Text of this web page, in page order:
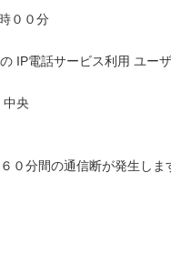
００分
話サービス利用 ユー
央
０分間の通信断が発生しま